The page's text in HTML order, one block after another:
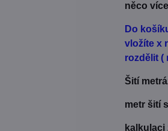
něco
Do
vložíte x
rozdělit (
Šití
metr šití
kalkulaci